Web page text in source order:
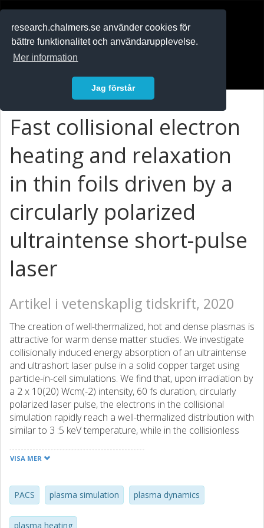
research.chalmers.se använder cookies för
bättre funktionalitet och användarupplevelse.
Mer information
Jag förstår
Fast collisional electron
heating and relaxation
in thin foils driven by a
circularly polarized
ultraintense short-pulse
laser
Artikel i vetenskaplig tidskrift, 2020
The creation of well-thermalized, hot and dense plasmas is
attractive for warm dense matter studies. We investigate
collisionally induced energy absorption of an ultraintense
and ultrashort laser pulse in a solid copper target using
particle-in-cell simulations. We find that, upon irradiation by
a 2 x 10(20) Wcm(-2) intensity, 60 fs duration, circularly
polarized laser pulse, the electrons in the collisional
simulation rapidly reach a well-thermalized distribution with
similar to 3 :5 keV temperature, while in the collisionless
weaker. Circular polarization inhibits the generation of
usually overlooked at relativistic laser intensity. An
additional simulation, taking account of both collisional and
field ionization, yields similar results: the bulk electrons are
VISA MER
PACS plasma simulation plasma dynamics
plasma heating